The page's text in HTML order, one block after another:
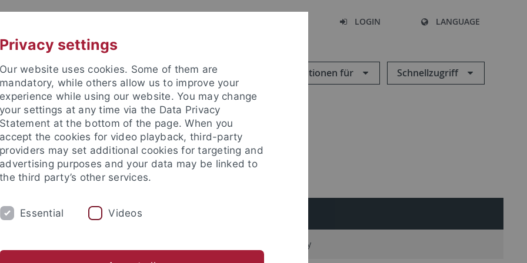
LOGIN LANGUAGE
Informationen für Schnellzugriff
JOB OFFERS ARBEITSGRUPPE
Electron Microscopy
Privacy settings
Our website uses cookies. Some of them are
mandatory, while others allow us to improve your
experience while using our website. You may change
your settings at any time via the Data Privacy
Statement at the bottom of the page. When you
accept the cookies for video playback, third-party
providers may set additional cookies for targeting and
advertising purposes and your data may be linked to
the third party’s other services.
Essential Videos